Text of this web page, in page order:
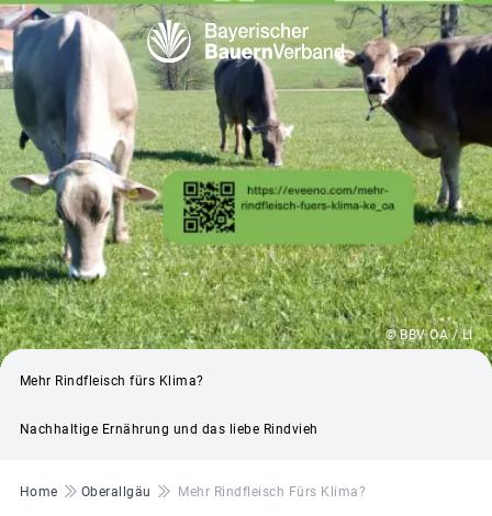
© BBV OA / LI
Mehr Rindfleisch fürs Klima?
Nachhaltige Ernährung und das liebe Rindvieh
Pfadnavigation
Home Oberallgäu Mehr Rindfleisch Fürs Klima?